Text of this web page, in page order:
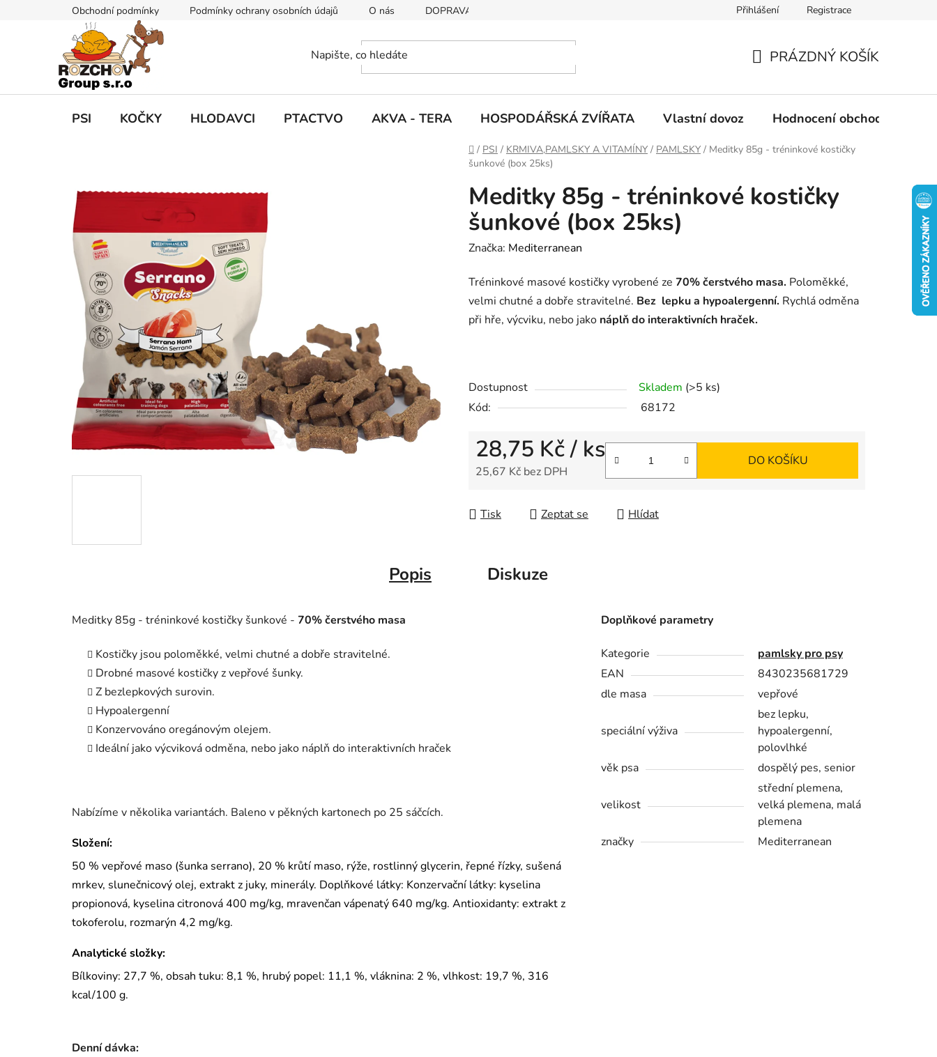
n
Obchodní podmínky Podmínky ochrany osobních údajů O nás DOPRAVA A PLATBY Přihlášení Registrace
K
Í
K
K
PRÁZDNÝ KOŠÍK
PSI KOČKY HLODAVCI PTACTVO AKVA - TERA HOSPODÁŘSKÁ ZVÍŘATA Vlastní dovoz Hodnocení obchodu
D
o
ů
/ PSI / KRMIVA,PAMLSKY A VITAMÍNY / PAMLSKY / Meditky 85g - tréninkové kostičky
šunkové (box 25ks)
Meditky 85g - tréninkové kostičky
šunkové (box 25ks)
Značka: Mediterranean
Tréninkové masové kostičky vyrobené ze 70% čerstvého masa. Poloměkké,
velmi chutné a dobře stravitelné. Bez lepku a hypoalergenní. Rychlá odměna
při hře, výcviku, nebo jako náplň do interaktivních hraček.
Dostupnost Skladem (>5 ks)
Kód:
68172
28,75 Kč/ ks
25,67 Kč bez DPH
DO KOŠÍKU
Tisk Zeptat se Hlídat
Popis Diskuze
Meditky 85g - tréninkové kostičky šunkové - 70% čerstvého masa
Kostičky jsou poloměkké, velmi chutné a dobře stravitelné.
Drobné masové kostičky z vepřové šunky.
Z bezlepkových surovin.
Hypoalergenní
Konzervováno oregánovým olejem.
Ideální jako výcviková odměna, nebo jako náplň do interaktivních hraček
Nabízíme v několika variantách. Baleno v pěkných kartonech po 25 sáčcích.
Složení:
50 % vepřové maso (šunka serrano), 20 % krůtí maso, rýže, rostlinný glycerin, řepné řízky, sušená
mrkev, slunečnicový olej, extrakt z juky, minerály. Doplňkové látky: Konzervační látky: kyselina
propionová, kyselina citronová 400 mg/kg, mravenčan vápenatý 640 mg/kg. Antioxidanty: extrakt z
tokoferolu, rozmarýn 4,2 mg/kg.
Analytické složky:
Bílkoviny: 27,7 %, obsah tuku: 8,1 %, hrubý popel: 11,1 %, vláknina: 2 %, vlhkost: 19,7 %, 316
kcal/100 g.
Denní dávka:
Doplňkové parametry
Kategorie
pamlsky pro psy
EAN
8430235681729
dle masa
vepřové
speciální výživa
bez lepku,
hypoalergenní,
polovlhké
věk psa
dospělý pes, senior
velikost
střední plemena,
velká plemena, malá
plemena
značky
Mediterranean